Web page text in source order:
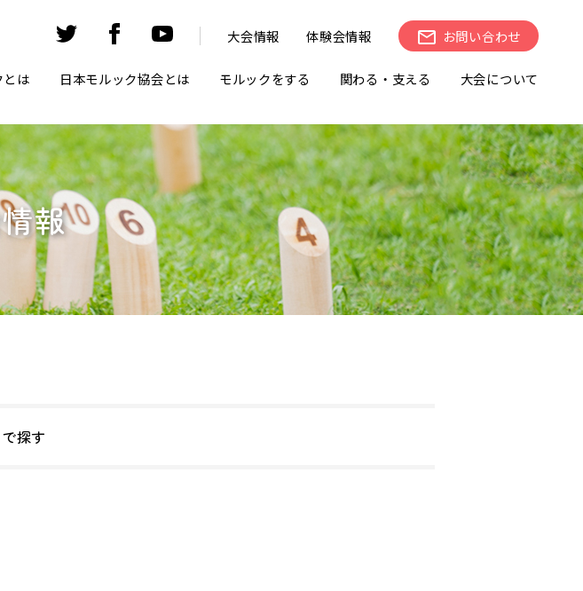
大会情報 体験会情報 お問い合わせ
とは 日本モルック協会とは モルックをする 関わる・支える 大会について
報
探す